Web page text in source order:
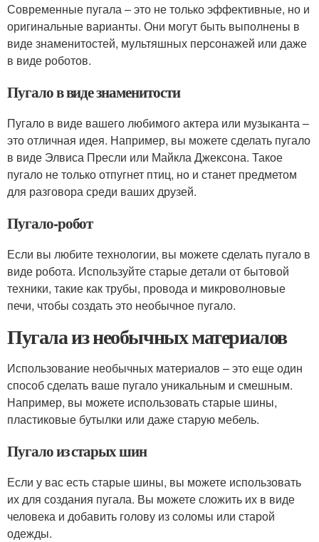
Современные пугала – это не только эффективные, но и
оригинальные варианты. Они могут быть выполнены в
виде знаменитостей, мультяшных персонажей или даже
в виде роботов.
Пугало в виде знаменитости
Пугало в виде вашего любимого актера или музыканта –
это отличная идея. Например, вы можете сделать пугало
в виде Элвиса Пресли или Майкла Джексона. Такое
пугало не только отпугнет птиц, но и станет предметом
для разговора среди ваших друзей.
Пугало-робот
Если вы любите технологии, вы можете сделать пугало в
виде робота. Используйте старые детали от бытовой
техники, такие как трубы, провода и микроволновые
печи, чтобы создать это необычное пугало.
Пугала из необычных материалов
Использование необычных материалов – это еще один
способ сделать ваше пугало уникальным и смешным.
Например, вы можете использовать старые шины,
пластиковые бутылки или даже старую мебель.
Пугало из старых шин
Если у вас есть старые шины, вы можете использовать
их для создания пугала. Вы можете сложить их в виде
человека и добавить голову из соломы или старой
одежды.